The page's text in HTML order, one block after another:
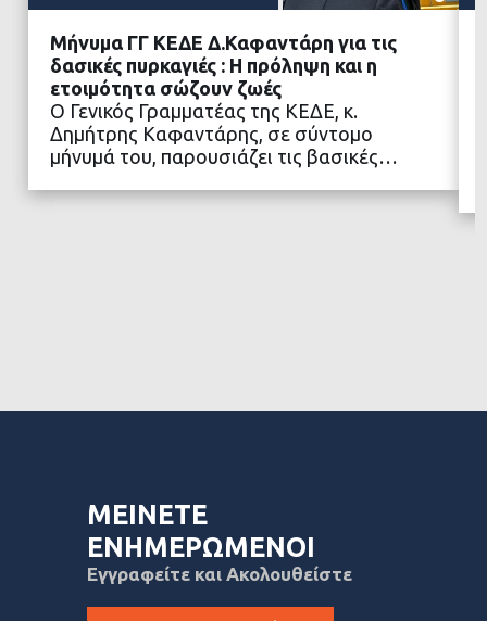
ΔΙΑΒΑΣΤΕ ΠΕΡΙΣΣΟΤΕΡΑ
Μήνυμα ΓΓ ΚΕΔΕ Δ.Καφαντάρη για τις
δασικές πυρκαγιές : Η πρόληψη και η
ετοιμότητα σώζουν ζωές
Ο Γενικός Γραμματέας της ΚΕΔΕ, κ.
Δημήτρης Καφαντάρης, σε σύντομο
μήνυμά του, παρουσιάζει τις βασικές…
ΜΕΙΝΕΤΕ
ΕΝΗΜΕΡΩΜΕΝΟΙ
Εγγραφείτε και Ακολουθείστε